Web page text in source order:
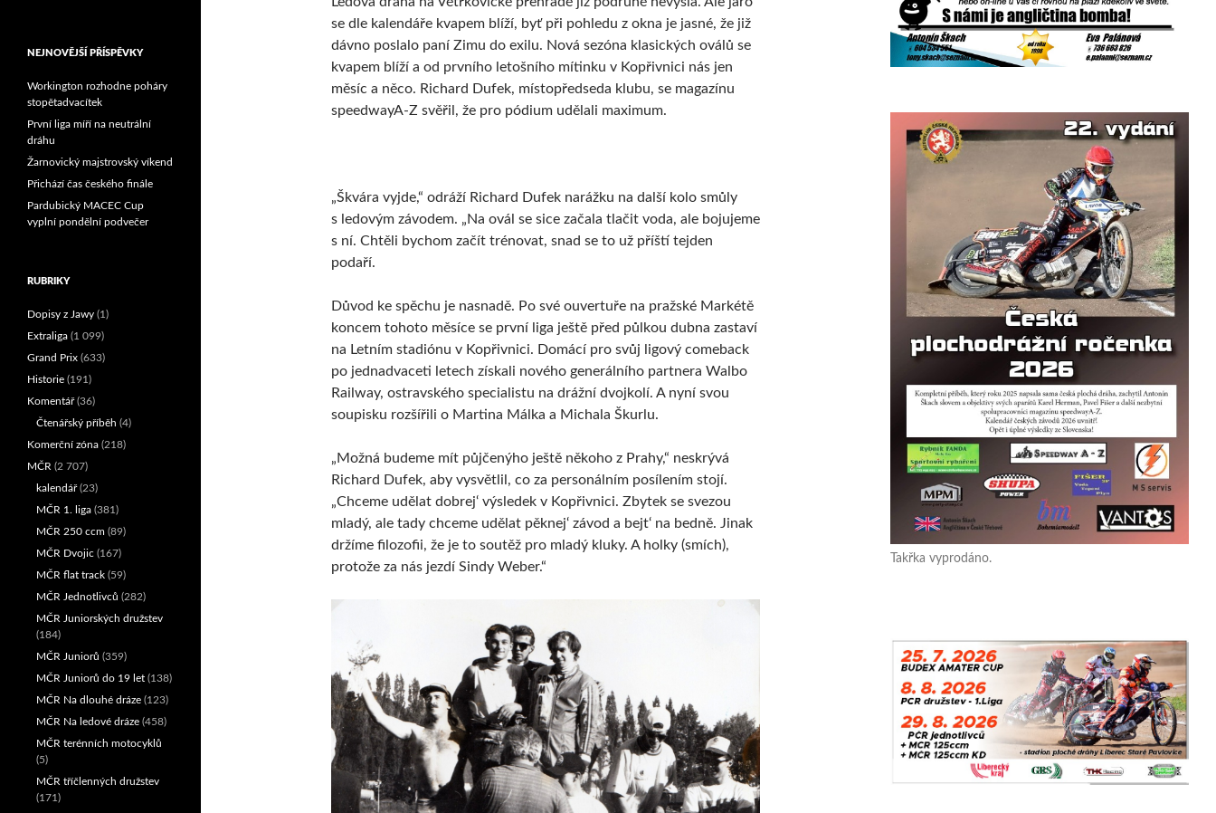
se dle kalendáře kvapem blíží, byť při pohledu z okna je jasné, že již
dávno poslalo paní Zimu do exilu. Nová sezóna klasických oválů se
kvapem blíží a od prvního letošního mítinku v Kopřivnici nás jen
měsíc a něco. Richard Dufek, místopředseda klubu, se magazínu
speedwayA-Z svěřil, že pro pódium udělali maximum.
„Škvára vyjde,“ odráží Richard Dufek narážku na další kolo smůly
s ledovým závodem. „Na ovál se sice začala tlačit voda, ale bojujeme
s ní. Chtěli bychom začít trénovat, snad se to už příští tejden
podaří.
Důvod ke spěchu je nasnadě. Po své ouvertuře na pražské Markétě
koncem tohoto měsíce se první liga ještě před půlkou dubna zastaví
na Letním stadiónu v Kopřivnici. Domácí pro svůj ligový comeback
po jednadvaceti letech získali nového generálního partnera Walbo
Railway, ostravského specialistu na drážní dvojkolí. A nyní svou
soupisku rozšířili o Martina Málka a Michala Škurlu.
„Možná budeme mít půjčenýho ještě někoho z Prahy,“ neskrývá
Richard Dufek, aby vysvětlil, co za personálním posílením stojí.
„Chceme udělat dobrej‘ výsledek v Kopřivnici. Zbytek se svezou
mladý, ale tady chceme udělat pěknej‘ závod a bejt‘ na bedně. Jinak
držíme filozofii, že je to soutěž pro mladý kluky. A holky (smích),
protože za nás jezdí Sindy Weber.“
Takřka vyprodáno.
NEJNOVĚJŠÍ PŘÍSPĚVKY
Workington rozhodne poháry
stopětadvacítek
První liga míří na neutrální
dráhu
Žarnovický majstrovský víkend
Přichází čas českého finále
Pardubický MACEC Cup
vyplní pondělní podvečer
RUBRIKY
Dopisy z Jawy (1)
Extraliga (1 099)
Grand Prix (633)
Historie (191)
Komentář(36)
Čtenářský příběh (4)
Komerční zóna (218)
MČR (2 707)
kalendář(23)
MČR 1. liga (381)
MČR 250 ccm (89)
MČR Dvojic (167)
MČR flat track (59)
MČR Jednotlivců (282)
MČR Juniorských družstev
(184)
MČR Juniorů (359)
MČR Juniorů do 19 let (138)
MČR Na dlouhé dráze (123)
MČR Na ledové dráze (458)
MČR terénních motocyklů
(5)
MČR tříčlenných družstev
(171)